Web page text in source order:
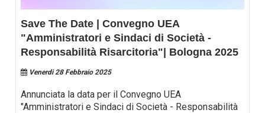
Save The Date | Convegno UEA
"Amministratori e Sindaci di Società -
Responsabilità Risarcitoria"| Bologna 2025
Venerdi 28 Febbraio 2025
Annunciata la data per il Convegno UEA
"Amministratori e Sindaci di Società - Responsabilità